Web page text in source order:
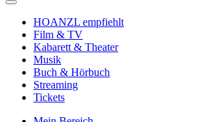
HOANZL empfiehlt
Film & TV
Kabarett & Theater
Musik
Buch & Hörbuch
Streaming
Tickets